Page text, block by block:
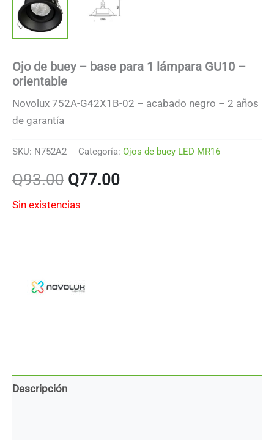
Ojo de buey – base para 1 lámpara GU10 –
orientable
Novolux 752A-G42X1B-02 – acabado negro – 2 años
de garantía
SKU: N752A2 Categoría: Ojos de buey LED MR16
Q93.00 El
precio
Q93.00.
Q77.00El
Sin existencias
Descripción